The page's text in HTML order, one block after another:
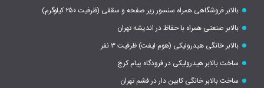
بالابر فروشگاهی همراه سنسور زیر صفحه و سقفی (ظرفیت ۲۵۰ کیلوگرم)
بالابر صنعتی همراه با حفاظ در اندیشه تهران
بالابر خانگی هیدرولیکی (هوم لیفت) ظرفیت ۳ نفر
ساخت بالابر هیدرولیکی در فرودگاه پیام کرج
ساخت بالابر خانگی کابین دار در فشم تهران